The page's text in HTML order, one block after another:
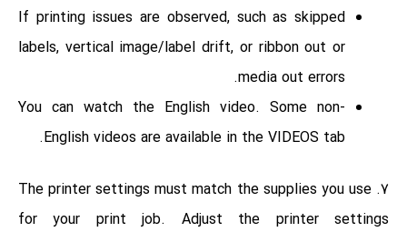
If printing issues are observed, such as skipped
labels, vertical image/label drift, or ribbon out or
media out errors.
You can watch the English video. Some non-
English videos are available in the VIDEOS tab.
7. The printer settings must match the supplies you use
for your print job. Adjust the printer settings